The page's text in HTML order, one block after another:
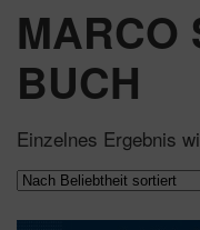
MARCO
BUCH
Einzelnes Ergebnis